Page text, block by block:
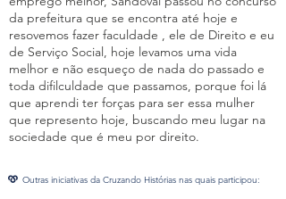
da prefeitura que se encontra até hoje e
resovemos fazer faculdade , ele de Direito e eu
de Serviço Social, hoje levamos uma vida
melhor e não esqueço de nada do passado e
toda difilculdade que passamos, porque foi lá
que aprendi ter forças para ser essa mulher
que represento hoje, buscando meu lugar na
sociedade que é meu por direito.
Outras iniciativas da Cruzando Histórias nas quais participou: